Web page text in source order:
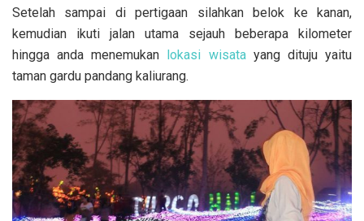
Setelah sampai di pertigaan silahkan belok ke kanan,
kemudian ikuti jalan utama sejauh beberapa kilometer
hingga anda menemukan
lokasi wisatayang dituju yaitu
taman gardu pandang kaliurang.